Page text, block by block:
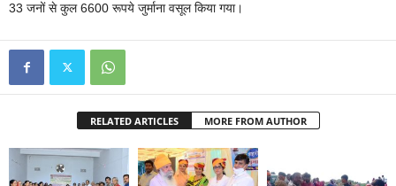
33 जनों से कुल 6600 रूपये जुर्माना वसूल किया गया।
RELATED ARTICLES MORE FROM AUTHOR